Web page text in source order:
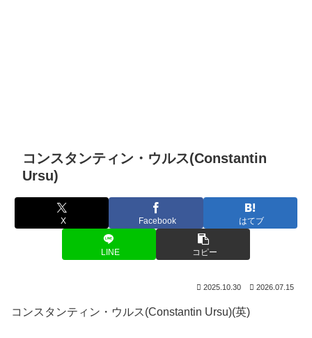
コンスタンティン・ウルス(Constantin
Ursu)
X Facebook はてブ
LINE コピー
2025.10.30 2026.07.15
コンスタンティン・ウルス(Constantin Ursu)(英)